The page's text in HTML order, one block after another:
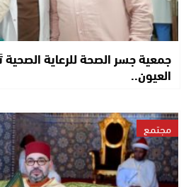
جمعية جسر الصحة للرعاية
العيون..
مجتمع